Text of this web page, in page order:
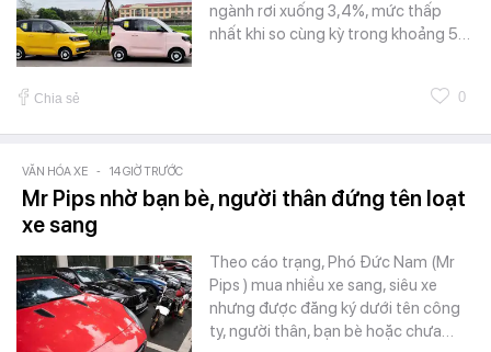
ngành rơi xuống 3,4%, mức thấp
nhất khi so cùng kỳ trong khoảng 5…
Chia sẻ 0
VĂN HÓA XE - 14 GIỜ TRƯỚC
Mr Pips nhờ bạn bè, người thân đứng tên loạt
xe sang
Theo cáo trạng, Phó Đức Nam (Mr
Pips ) mua nhiều xe sang, siêu xe
nhưng được đăng ký dưới tên công
ty, người thân, bạn bè hoặc chưa…